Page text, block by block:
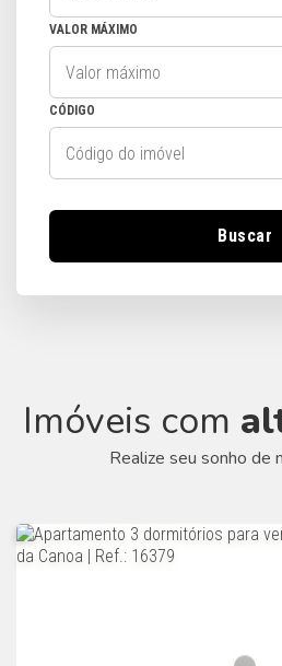
VALOR MÁXIMO
CÓDIGO
Buscar
Imóveis com
Realize seu sonho de